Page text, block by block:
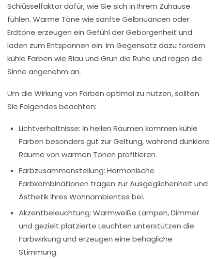
Schlüsselfaktor dafür, wie Sie sich in Ihrem Zuhause
fühlen. Warme Töne wie sanfte Gelbnuancen oder
Erdtöne erzeugen ein Gefühl der Geborgenheit und
laden zum Entspannen ein. Im Gegensatz dazu fördern
kühle Farben wie Blau und Grün die Ruhe und regen die
Sinne angenehm an.
Um die Wirkung von Farben optimal zu nutzen, sollten
Sie Folgendes beachten:
Lichtverhältnisse: In hellen Räumen kommen kühle
Farben besonders gut zur Geltung, während dunklere
Räume von warmen Tönen profitieren.
Farbzusammenstellung: Harmonische
Farbkombinationen tragen zur Ausgeglichenheit und
Ästhetik Ihres Wohnambientes bei.
Akzentbeleuchtung: Warmweiße Lampen, Dimmer
und gezielt platzierte Leuchten unterstützen die
Farbwirkung und erzeugen eine behagliche
Stimmung.